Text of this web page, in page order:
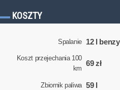
KOSZTY
Spalanie 12 l
Koszt przejechania 100
km
69 zł
Zbiornik paliwa 59 l